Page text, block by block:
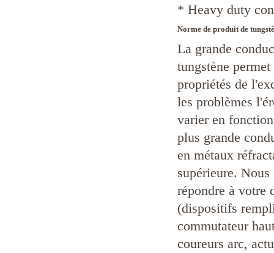
* Heavy duty
Norme de produit de
La grande
tungstène
propriétés de
les problèmes
varier en
plus grande
en métaux
supérieure.
répondre à votre
(dispositifs
commutateur
coureurs arc,